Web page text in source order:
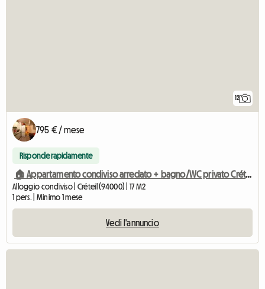
12
795 € / mese
Risponde rapidamente
🏠 Appartamento condiviso arredato + bagno/WC privato Créteil-Univers
Alloggio condiviso | Créteil (94000) | 17 M2
1 pers. | Minimo 1 mese
Vedi l'annuncio